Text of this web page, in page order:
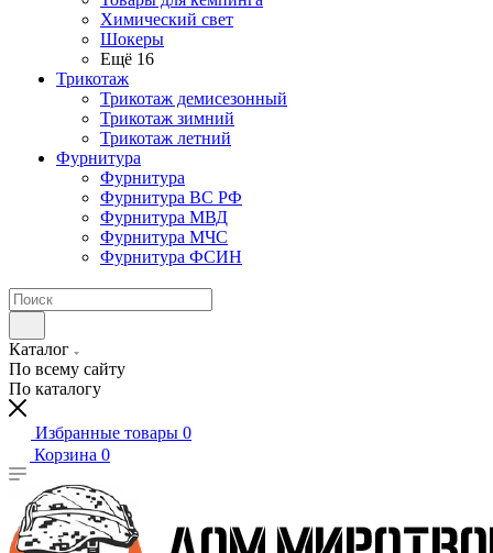
Химический свет
Шокеры
Ещё 16
Трикотаж
Трикотаж демисезонный
Трикотаж зимний
Трикотаж летний
Фурнитура
Фурнитура
Фурнитура ВС РФ
Фурнитура МВД
Фурнитура МЧС
Фурнитура ФСИН
Каталог
По всему сайту
По каталогу
Избранные товары 0
Корзина 0